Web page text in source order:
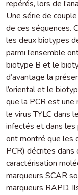
repérés, lors de
Une série de
de ces séquences.
les deux biotypes
parmi l’ensemble
biotype B et le
d’avantage la
l’oriental et le
que la PCR est
le virus TYLC dans
infectés et dans
ont montré que les
PCR) décrites
caractérisation
marqueurs SCAR
marqueurs RAPD.